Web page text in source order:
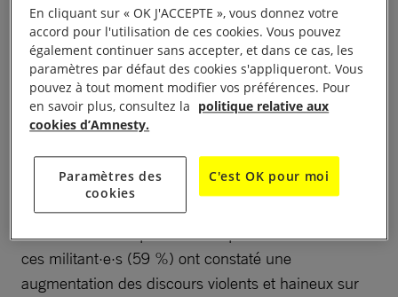
« Ces dernières années, Amnesty et d’autres
organisations ont à de nombreuses reprises appelé
Twitter à en faire davantage pour lutter contre les
violences en ligne. Malheureusement, comme les
résultats de cette enquête le montrent, ce problème
ne fait qu’empirer. »
Sur les 17 militant·e·s interrogé·e·s, toutes et tous
ont utilisé la plateforme pour discuter de questions
ces militant·e·s (59 %) ont constaté une
augmentation des discours violents et haineux sur
En cliquant sur « OK J'ACCEPTE », vous donnez votre
accord pour l'utilisation de ces cookies. Vous pouvez
également continuer sans accepter, et dans ce cas, les
paramètres par défaut des cookies s'appliqueront. Vous
pouvez à tout moment modifier vos préférences. Pour
en savoir plus, consultez la politique relative aux
cookies d’Amnesty.
Paramètres des
cookies
C'est OK pour moi